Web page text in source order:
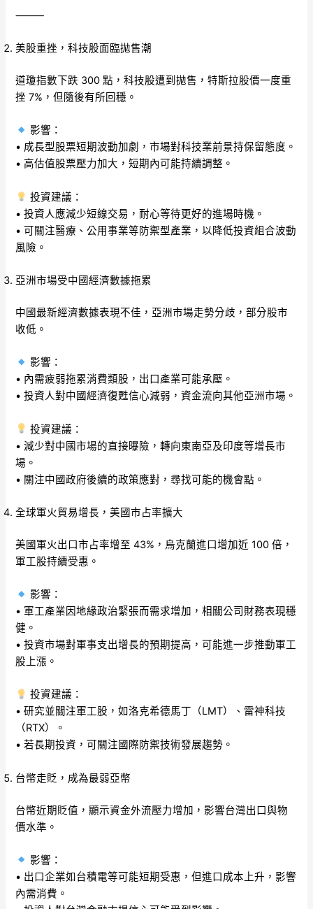
⸻
美股重挫，科技股面臨拋售潮
道瓊指數下跌 300 點，科技股遭到拋售，特斯拉股價一度重
挫 7%，但隨後有所回穩。
影響：
• 成長型股票短期波動加劇，市場對科技業前景持保留態度。
• 高估值股票壓力加大，短期內可能持續調整。
投資建議：
• 投資人應減少短線交易，耐心等待更好的進場時機。
• 可關注醫療、公用事業等防禦型產業，以降低投資組合波動
風險。
亞洲市場受中國經濟數據拖累
中國最新經濟數據表現不佳，亞洲市場走勢分歧，部分股市
收低。
影響：
• 內需疲弱拖累消費類股，出口產業可能承壓。
• 投資人對中國經濟復甦信心減弱，資金流向其他亞洲市場。
投資建議：
• 減少對中國市場的直接曝險，轉向東南亞及印度等增長市
場。
• 關注中國政府後續的政策應對，尋找可能的機會點。
全球軍火貿易增長，美國市占率擴大
美國軍火出口市占率增至 43%，烏克蘭進口增加近 100 倍，
軍工股持續受惠。
影響：
• 軍工產業因地緣政治緊張而需求增加，相關公司財務表現穩
健。
• 投資市場對軍事支出增長的預期提高，可能進一步推動軍工
股上漲。
投資建議：
• 研究並關注軍工股，如洛克希德馬丁（LMT）、雷神科技
（RTX）。
• 若長期投資，可關注國際防禦技術發展趨勢。
台幣走貶，成為最弱亞幣
台幣近期貶值，顯示資金外流壓力增加，影響台灣出口與物
價水準。
影響：
• 出口企業如台積電等可能短期受惠，但進口成本上升，影響
內需消費。